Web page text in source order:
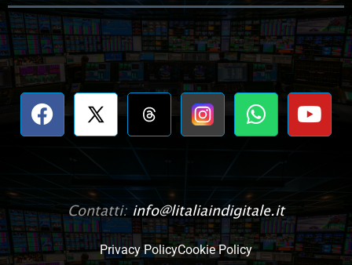
Contatti: info@litaliaindigitale.it
Privacy PolicyCookie Policy